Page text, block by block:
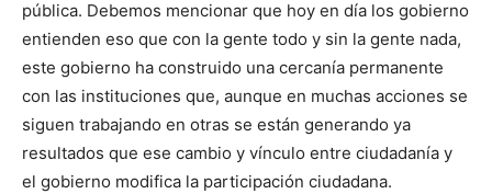
pública. Debemos mencionar que hoy en día los gobierno
entienden eso que con la gente todo y sin la gente nada,
este gobierno ha construido una cercanía permanente
con las instituciones que, aunque en muchas acciones se
siguen trabajando en otras se están generando ya
resultados que ese cambio y vínculo entre ciudadanía y
el gobierno modifica la participación ciudadana.